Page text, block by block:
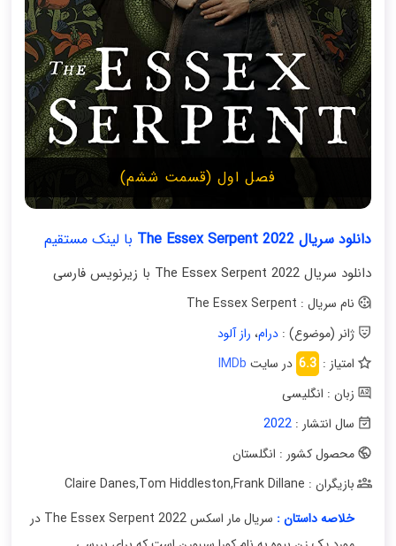
فصل اول (قسمت ششم)
دانلود سریال The Essex Serpent 2022 با لینک مستقیم
دانلود سریال The Essex Serpent 2022 با زیرنویس فارسی
نام سریال : The Essex Serpent
ژانر (موضوع) :درام، راز آلود
امتیاز : 6.3 در سایت IMDb
زبان : انگلیسی
سال انتشار :2022
محصول کشور : انگلستان
بازیگران : Claire Danes
,Tom Hiddleston,Frank Dillane
خلاصه داستان :
سریال مار اسکس The Essex Serpent 2022 در